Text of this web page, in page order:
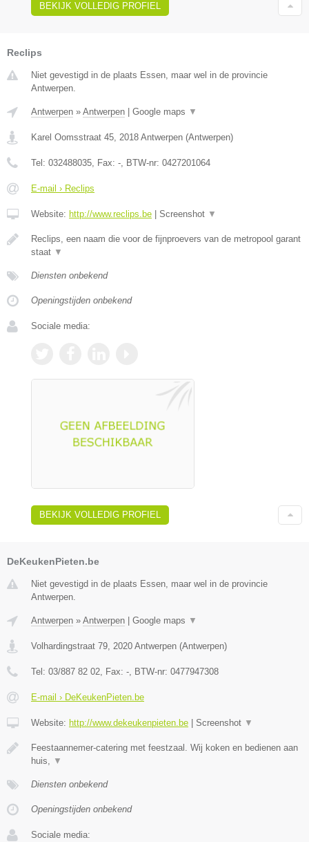
BEKIJK VOLLEDIG PROFIEL
Reclips
Niet gevestigd in de plaats Essen, maar wel in de provincie
Antwerpen.
Antwerpen » Antwerpen Google maps ▼
Karel Oomsstraat 45, 2018 Antwerpen (Antwerpen)
Tel: 032488035, Fax: -, BTW-nr: 0427201064
E-mail › Reclips
Website: http://www.reclips.be Screenshot ▼
Reclips, een naam die voor de fijnproevers van de metropool garant
staat ▼
Diensten onbekend
Openingstijden onbekend
Sociale media:
BEKIJK VOLLEDIG PROFIEL
DeKeukenPieten.be
Niet gevestigd in de plaats Essen, maar wel in de provincie
Antwerpen.
Antwerpen » Antwerpen Google maps ▼
Volhardingstraat 79 2020 Antwerpen (Antwerpen)
Tel: 03/887 82 02 , Fax: - , BTW-nr: 0477947308
E-mail › DeKeukenPieten.be
Website: http://www.dekeukenpieten.be Screenshot ▼
Feestaannemer-catering met feestzaal. Wij koken en bedienen aan
huis,
▼
Diensten onbekend
Openingstijden onbekend
Sociale media: